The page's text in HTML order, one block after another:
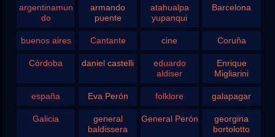
argentinamun
do
armando
puente
atahualpa
yupanqui
Barcelona
buenos aires Cantante cine Coruña
Córdoba daniel castelli
eduardo
aldiser
Enrique
Migliarini
españa Eva Perón folklore galapagar
Galicia
general
baldissera
General Perón
georgina
bortolotto